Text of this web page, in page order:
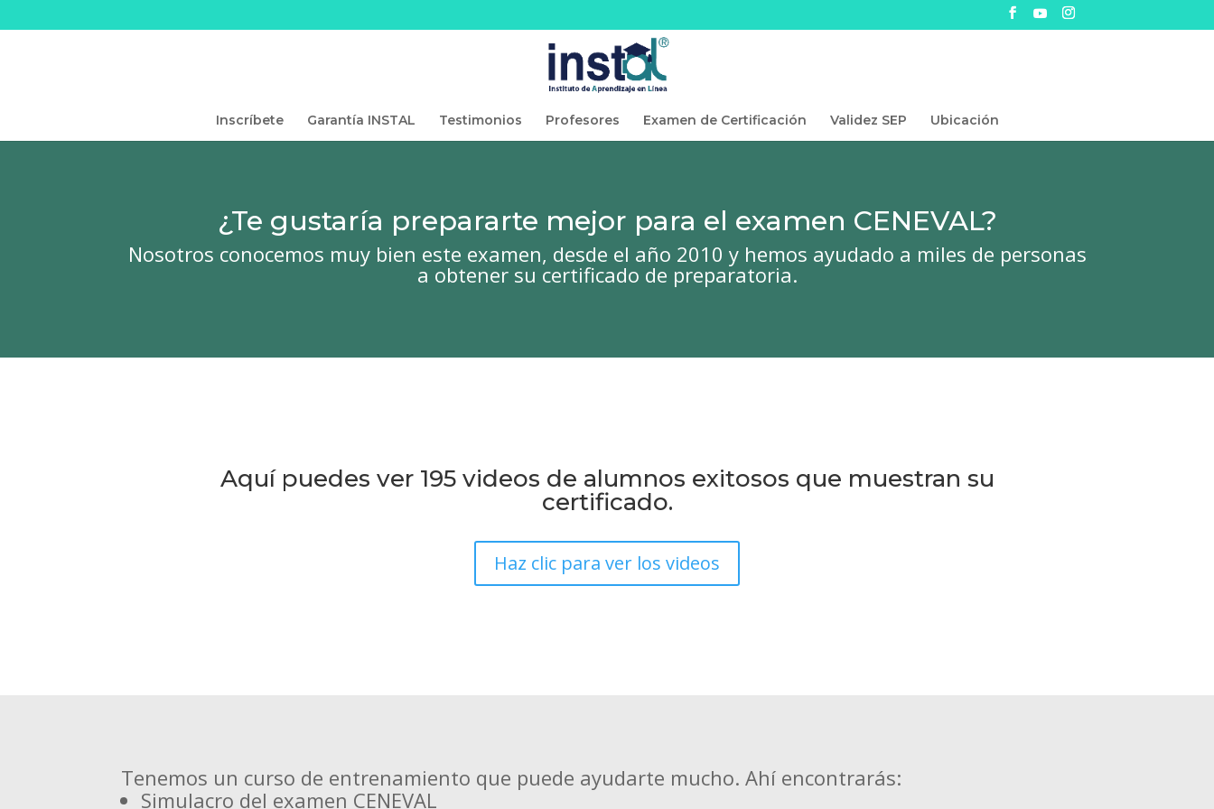
Inscríbete Garantía INSTAL Testimonios Profesores Examen de Certificación Validez SEP Ubicación
¿Te gustaría prepararte mejor para el examen CENEVAL?
Nosotros conocemos muy bien este examen, desde el año 2010 y hemos ayudado a miles de personas
a obtener su certificado de preparatoria.
Aquí puedes ver 195 videos de alumnos exitosos que muestran su
certificado.
Haz clic para ver los videos
Tenemos un curso de entrenamiento que puede ayudarte mucho. Ahí encontrarás:
Simulacro del examen CENEVAL